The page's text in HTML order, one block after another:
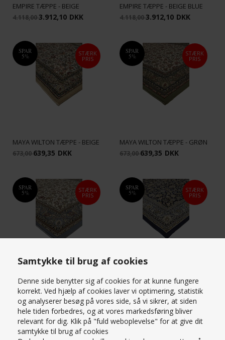
Samtykke til brug af cookies
Denne side benytter sig af cookies for at kunne fungere
korrekt. Ved hjælp af cookies laver vi optimering, statistik
og analyserer besøg på vores side, så vi sikrer, at siden
hele tiden forbedres, og at vores markedsføring bliver
relevant for dig. Klik på "fuld weboplevelse" for at give dit
samtykke til brug af cookies
EMPIRE TÆPPE - BEIGE
4.118,003.912,10 DKK
EMPIRE TÆPPE - BEIGE BLUE
4.118,003.912,10 DKK
SPAR
5% STÆRK
PRIS
MAYA WILTON TÆPPE - BEIGE
673,00639,35 DKK
SPAR
5% STÆRK
PRIS
MAYA WILTON TÆPPE - GRØN
673,00639,35 DKK
SPAR
5% STÆRK
PRIS
MAYA WILTON TÆPPE - ISBLÅ
673,00639,35 DKK
SPAR
5% STÆRK
PRIS
MØRKEBLÅ
673,00639,35 DKK
SPAR
5% STÆRK
PRIS
SPAR STÆRK